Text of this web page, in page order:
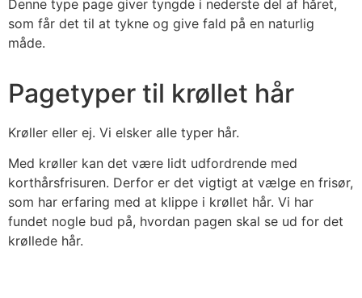
Denne type page giver tyngde i nederste del af håret,
som får det til at tykne og give fald på en naturlig
måde.
Pagetyper til krøllet hår
Krøller eller ej. Vi elsker alle typer hår.
Med krøller kan det være lidt udfordrende med
korthårsfrisuren. Derfor er det vigtigt at vælge en frisør,
som har erfaring med at klippe i krøllet hår. Vi har
fundet nogle bud på, hvordan pagen skal se ud for det
krøllede hår.